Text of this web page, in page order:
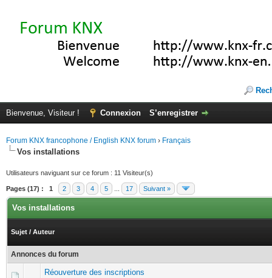
Bienvenue, Visiteur ! Connexion S’enregistrer
Forum KNX francophone / English KNX forum › Français
Vos installations
Utilisateurs naviguant sur ce forum : 11 Visiteur(s)
Pages (17) : 1 2 3 4 5 17 Suivant »
Vos installations
Sujet / Auteur
Annonces du forum
Réouverture des inscriptions